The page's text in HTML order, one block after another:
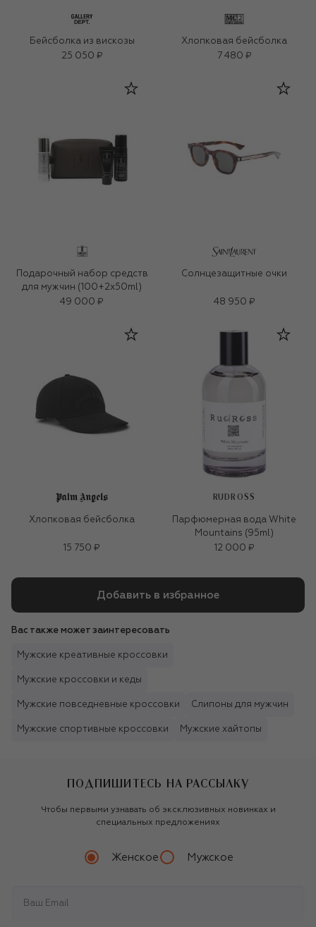
Бейсболка из вискозы
25 050 ₽
Хлопковая бейсболка
7 480 ₽
Подарочный набор средств
для мужчин (100+2x50ml)
49 000 ₽
Солнцезащитные очки
48 950 ₽
Хлопковая бейсболка
15 750 ₽
RUDROSS
Парфюмерная вода White
Mountains (95ml)
12 000 ₽
Добавить в избранное
Вас также может заинтересовать
Мужские креативные кроссовки
Мужские кроссовки и кеды
Мужские повседневные кроссовки Слипоны для мужчин
Мужские спортивные кроссовки Мужские хайтопы
ПОДПИШИТЕСЬ НА РАССЫЛКУ
Чтобы первыми узнавать об эксклюзивных новинках и
специальных предложениях
Женское Мужское